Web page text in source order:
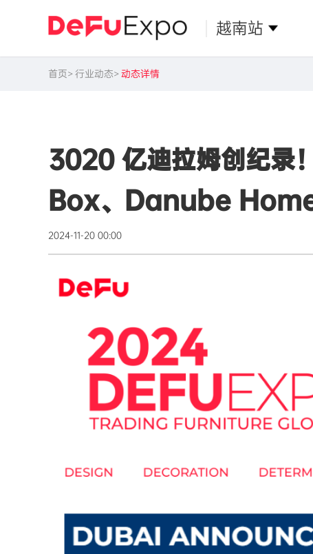
越南站
首页 行业动态 动态详情
3020 亿迪拉姆创纪
Box、Danube Home
2024-11-20 00:00